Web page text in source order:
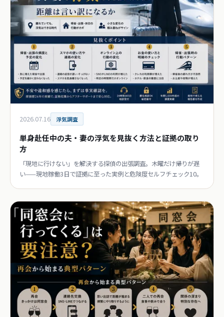
2026.07.16 浮気調査
単身赴任中の夫・妻の浮気を見抜く方法と証拠の取り
方
「現地に行けない」を解決する探偵の出張調査。木曜だけ帰りが遅
い——現地稼働3日で証拠に至った実例と危険度セルフチェック10。